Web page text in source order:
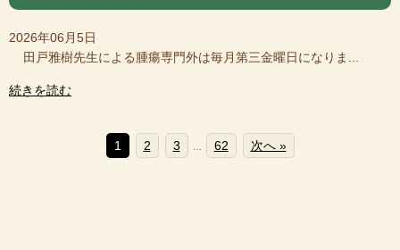
2026年06月5日
田戸雅樹先生による腫瘍専門外は毎月第三金曜日になりま...
続きを読む
1 2 3 62 次へ »